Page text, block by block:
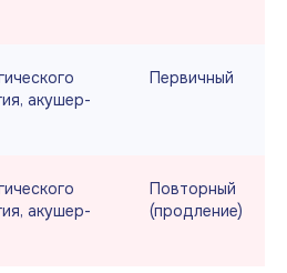
акушер-
Первичный
акушер-
Повторный
(продление)